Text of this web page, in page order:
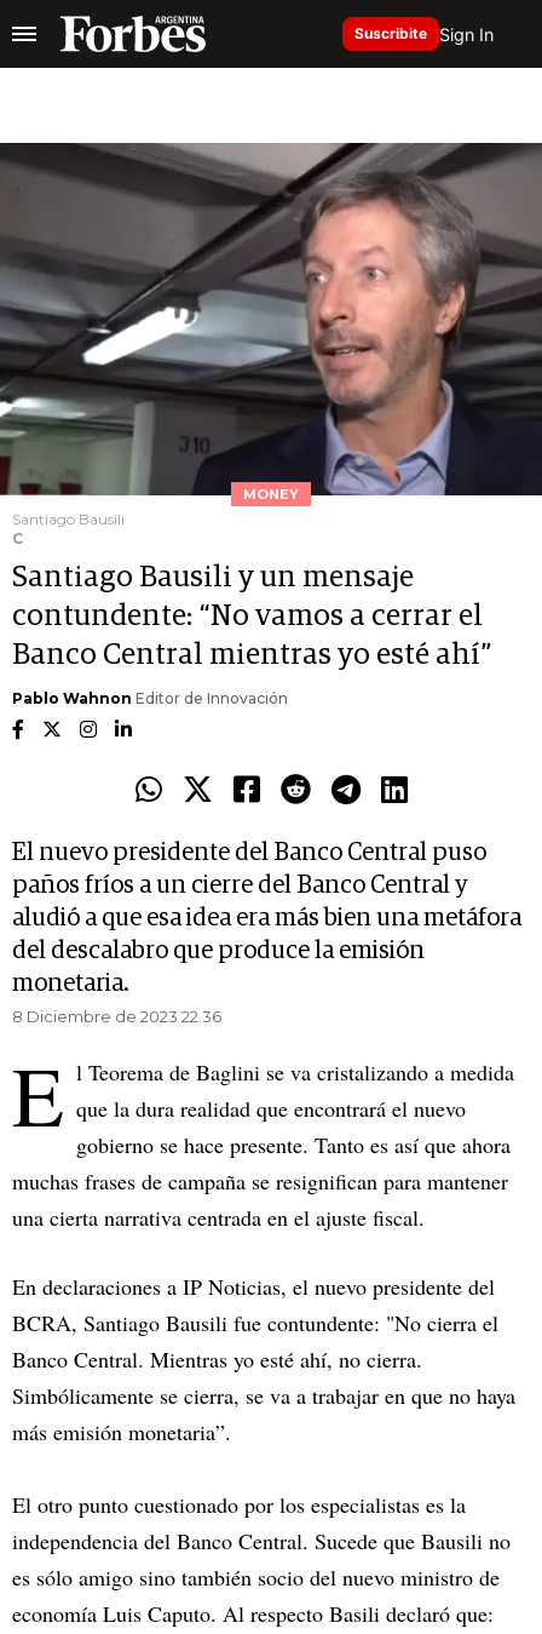
Suscribite Sign In
MONEY
Santiago Bausili
C
Santiago Bausili y un mensaje
contundente: “No vamos a cerrar el
Banco Central mientras yo esté ahí”
Pablo Wahnon Editor de Innovación
El nuevo presidente del Banco Central puso
paños fríos a un cierre del Banco Central y
aludió a que esa idea era más bien una metáfora
del descalabro que produce la emisión
monetaria.
8 Diciembre de 2023 22.36
E l Teorema de Baglini se va cristalizando a medida
que la dura realidad que encontrará el nuevo
gobierno se hace presente. Tanto es así que ahora
muchas frases de campaña se resignifican para mantener
una cierta narrativa centrada en el ajuste fiscal.
En declaraciones a IP Noticias, el nuevo presidente del
BCRA, Santiago Bausili fue contundente: "No cierra el
Banco Central. Mientras yo esté ahí, no cierra.
Simbólicamente se cierra, se va a trabajar en que no haya
más emisión monetaria”.
El otro punto cuestionado por los especialistas es la
independencia del Banco Central. Sucede que Bausili no
es sólo amigo sino también socio del nuevo ministro de
economía Luis Caputo. Al respecto Basili declaró que: